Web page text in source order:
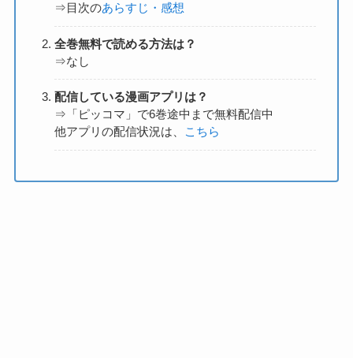
⇒目次のあらすじ・感想
全巻無料で読める方法は？
⇒なし
配信している漫画アプリは？
⇒「ピッコマ」で6巻途中まで無料配信中
他アプリの配信状況は、
こちら